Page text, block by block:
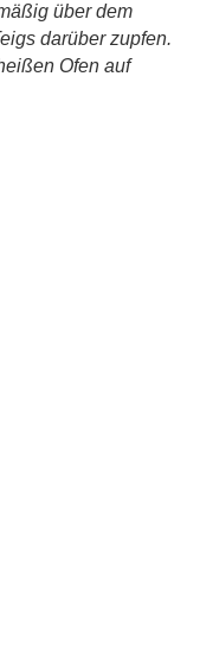
über dem
darüber zupfen.
Ofen auf